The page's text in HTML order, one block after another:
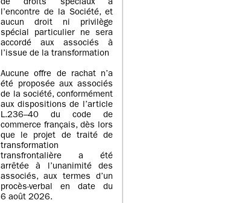
de droits spéciaux à
l’encontre de la Société, et
aucun droit ni privilège
spécial particulier ne sera
accordé aux associés à
l’issue de la transformation
Aucune offre de rachat n’a
été proposée aux associés
de la société, conformément
aux dispositions de l’article
L.236–40 du code de
commerce français, dès lors
que le projet de traité de
transformation
transfrontalière a été
arrêtée à l’unanimité des
associés, aux termes d’un
procès-verbal en date du
6 août 2026.